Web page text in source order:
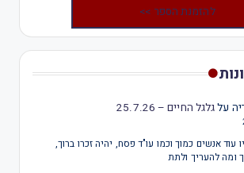
להזמנת הספר >>
עלגלגל החיים – 25.7.26
עוד אנשים כמוך וכמו עו"ד פסח, יהיה זכרו ברוך,
ומה להעריך ולתת